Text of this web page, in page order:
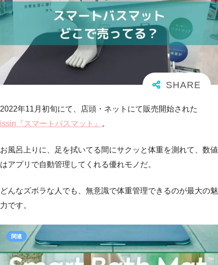
2022年11月初旬にて、店頭・ネットにて販売開始された
issin『スマートバスマット』
。
お風呂上りに、足を拭いてる間にサクッと体重を測れて、数値
はアプリで自動管理してくれる優れモノだ。
どんなズボラな人でも、無意識で体重管理できるのが最大の魅
力です。